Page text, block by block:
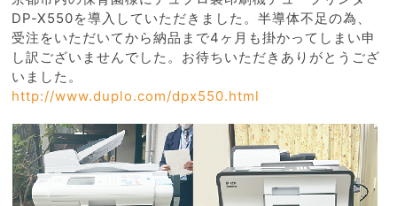
DP-X550を導入していただきました。半導体不足の為、
受注をいただいてから納品まで4ヶ月も掛かってしまい申
し訳ございませんでした。お待ちいただきありがとうござ
いました。
http://www.duplo.com/dpx550.html